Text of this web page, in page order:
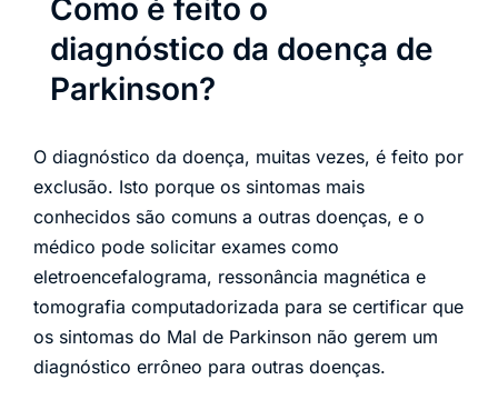
Como é feito o
diagnóstico da doença de
Parkinson?
O diagnóstico da doença, muitas vezes, é feito por
exclusão. Isto porque os sintomas mais
conhecidos são comuns a outras doenças, e o
médico pode solicitar exames como
eletroencefalograma, ressonância magnética e
tomografia computadorizada para se certificar que
os sintomas do Mal de Parkinson não gerem um
diagnóstico errôneo para outras doenças.